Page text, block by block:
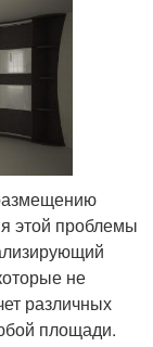
этой проблемы
не
различных
площади.